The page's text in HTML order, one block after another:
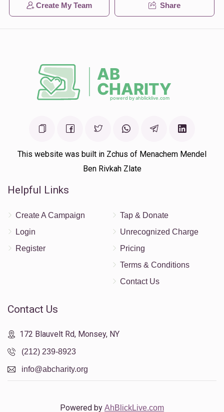
Create My Team Share
This website was built in Zchus of Menachem Mendel
Ben Rivkah Zlate
Helpful Links
Create A Campaign
Login
Register
Tap & Donate
Unrecognized Charge
Pricing
Terms & Conditions
Contact Us
Contact Us
172 Blauvelt Rd, Monsey, NY
(212) 239-8923
info@abcharity.org
Powered by AhBlickLive.com